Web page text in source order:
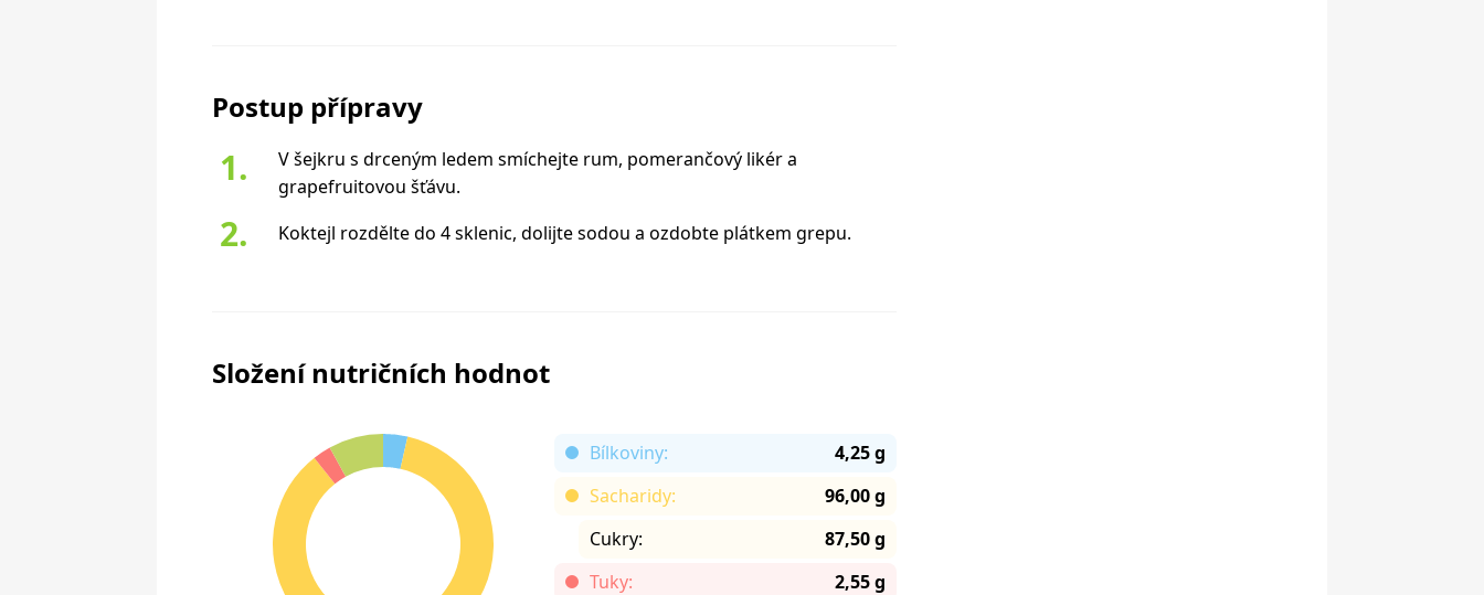
Postup přípravy
V šejkru s drceným ledem smíchejte rum, pomerančový likér a
grapefruitovou šťávu.
Koktejl rozdělte do 4 sklenic, dolijte sodou a ozdobte plátkem grepu.
Složení nutričních hodnot
Bílkoviny:
4,25 g
Sacharidy:
96,00 g
Cukry:
87,50 g
Tuky:
2,55 g